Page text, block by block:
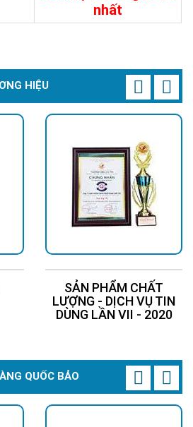
nhất
2.500đ
HIỆU
SẢN PHẨM CHẤT
LƯỢNG - DỊCH VỤ TIN
DÙNG LẦN VII - 2020
QUỐC BẢO